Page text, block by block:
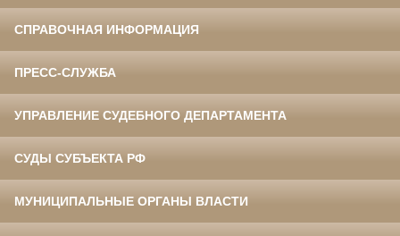
СПРАВОЧНАЯ ИНФОРМАЦИЯ
ПРЕСС-СЛУЖБА
УПРАВЛЕНИЕ СУДЕБНОГО ДЕПАРТАМЕНТА
СУДЫ СУБЪЕКТА РФ
МУНИЦИПАЛЬНЫЕ ОРГАНЫ ВЛАСТИ